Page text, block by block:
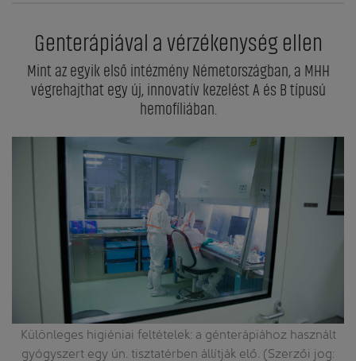
Genterápiával a vérzékenység ellen
Mint az egyik első intézmény Németországban, a MHH
végrehajthat egy új, innovatív kezelést A és B típusú
hemofíliában.
Különleges higiéniai feltételek: a génterápiához használt
gyógyszert egy ún. tisztatérben állítják elő. (Szerzői jog: